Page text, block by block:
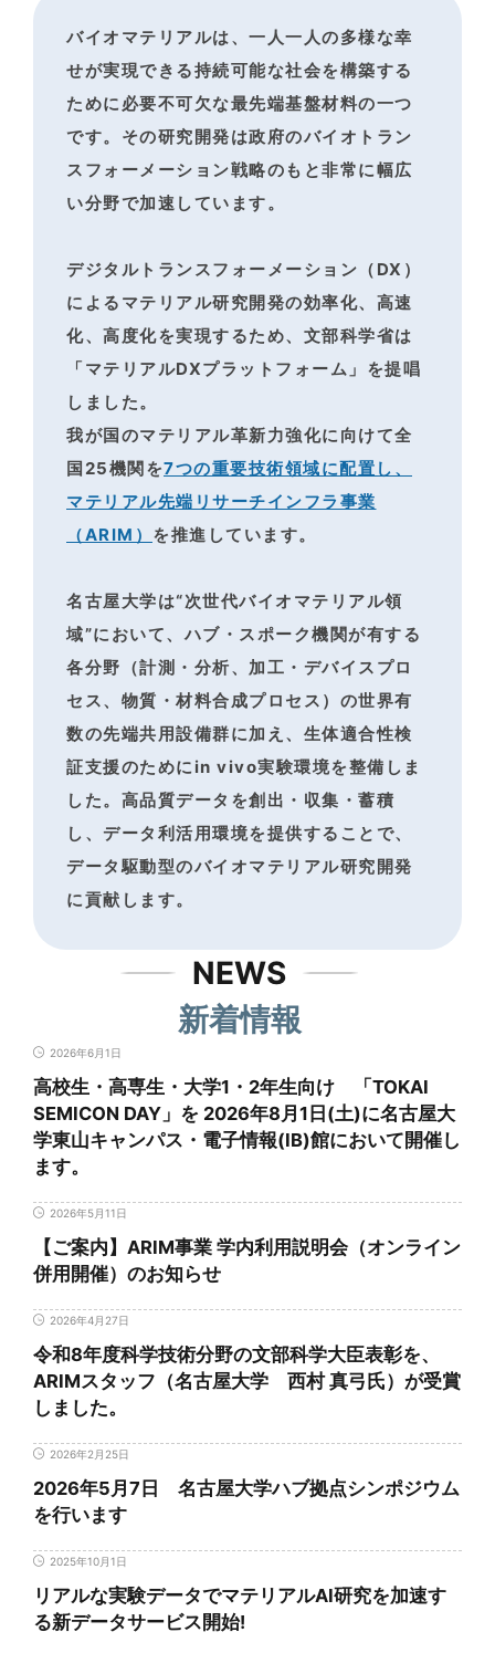
バイオマテリアルは、一人一人の多様な幸
せが実現できる持続可能な社会を構築する
ために必要不可欠な最先端基盤材料の一つ
です。 その研究開発は政府のバイオトラン
スフォーメーション戦略のもと非常に幅広
い分野で加速しています。
デジタルトランスフォーメーション（DX）
によるマテリアル研究開発の効率化、高速
化、高度化を実現するため、文部科学省は
「マテリアルDXプラットフォーム」を提唱
しました。
我が国のマテリアル革新力強化に向けて全
国25機関を7つの重要技術領域に配置し、
マテリアル先端リサーチインフラ事業
（ARIM） を推進しています。
名古屋大学は“次世代バイオマテリアル領
域”において、ハブ・スポーク機関が有する
各分野（計測・分析、加工・デバイスプロ
セス、物質・材料合成プロセス）の世界有
数の先端共用設備群に加え、生体適合性検
証支援のためにin vivo実験環境を整備しま
した。 高品質データを創出・収集・蓄積
し、データ利活用環境を提供することで、
データ駆動型のバイオマテリアル研究開発
に貢献します。
NEWS
新着情報
2026年6月1日
高校生・高専生・大学1・2年生向け 「TOKAI
SEMICON DAY」を 2026年8月1日(土)に名古屋大
学東山キャンパス・電子情報(IB)館において開催し
ます。
2026年5月11日
【ご案内】ARIM事業 学内利用説明会（オンライン
併用開催）のお知らせ
2026年4月27日
令和8年度科学技術分野の文部科学大臣表彰を、
ARIMスタッフ（名古屋大学 西村 真弓氏）が受賞
しました。
2026年2月25日
2026年5月7日 名古屋大学ハブ拠点シンポジウム
を行います
2025年10月1日
リアルな実験データでマテリアルAI研究を加速す
る新データサービス開始!